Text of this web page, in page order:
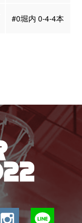
#0堀内 0-4-4本